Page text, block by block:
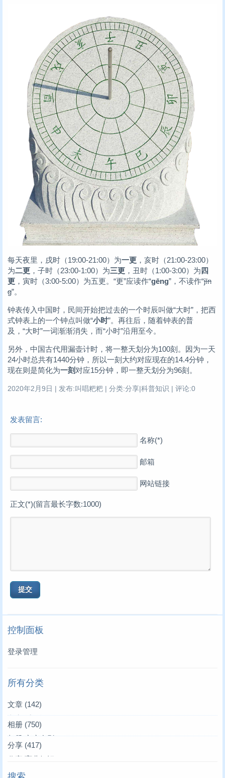
每天夜里，戌时（19:00-21:00）为一更 ，亥时（21:00-23:00）
为二更 ，子时（23:00-1:00）为三更 ，丑时（1:00-3:00）为四
更 ，寅时（3:00-5:00）为五更。“更”应读作“gēng”，不读作“jīn
g”。
钟表传入中国时，民间开始把过去的一个时辰叫做“大时”，把西
式钟表上的一个钟点叫做“小时”。再往后，随着钟表的普
及，“大时”一词渐渐消失，而“小时”沿用至今。
另外，中国古代用漏壶计时，将一整天划分为100刻。因为一天
24小时总共有1440分钟，所以一刻大约对应现在的14.4分钟，
现在则是简化为一刻 对应15分钟，即一整天划分为96刻。
2020年2月9日 | 发布:叫唱粑粑 | 分类:分享|科普知识 | 评论:0
发表留言:
名称(*)
邮箱
网站链接
正文(*)(留言最长字数:1000)
控制面板
登录管理
所有分类
文章 (142)
文章|爱的记录(3)
文章|叫叫来了(39)
文章|唱唱来了
相册 (750)
相册|家庭合影(36)
相册|家居生活
分享 (417)
分享|育儿知识